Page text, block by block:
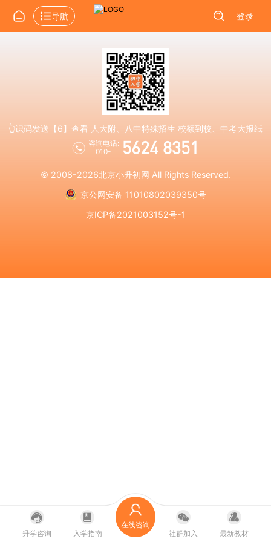
导航 登录
👆识码发送【6】查看 人大附、八中特殊招生 校额到校、中考大报纸
咨询电话:
010-
5624 8351
© 2008-2026北京小升初网 All Rights Reserved.
京公网安备 11010802039350号
京ICP备2021003152号-1
升学咨询 入学指南
在线咨询
社群加入
最新教材